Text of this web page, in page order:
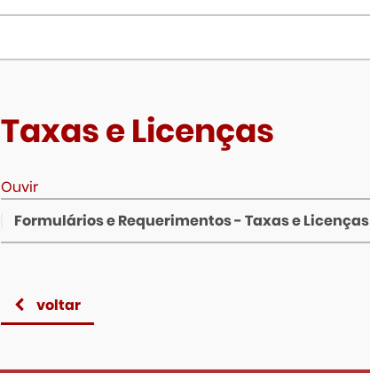
Taxas e Licenças
Ouvir
Formulários e Requerimentos - Taxas e Licenças
voltar